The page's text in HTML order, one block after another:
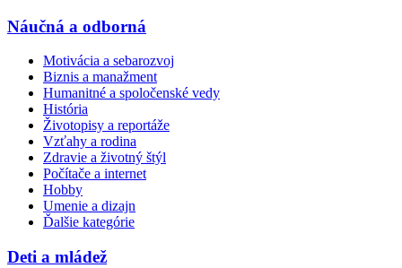
Náučná a odborná
Motivácia a sebarozvoj
Biznis a manažment
Humanitné a spoločenské vedy
História
Životopisy a reportáže
Vzťahy a rodina
Zdravie a životný štýl
Počítače a internet
Hobby
Umenie a dizajn
Ďalšie kategórie
Deti a mládež